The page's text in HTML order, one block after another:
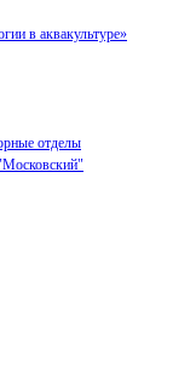
в аквакультуре»
отделы